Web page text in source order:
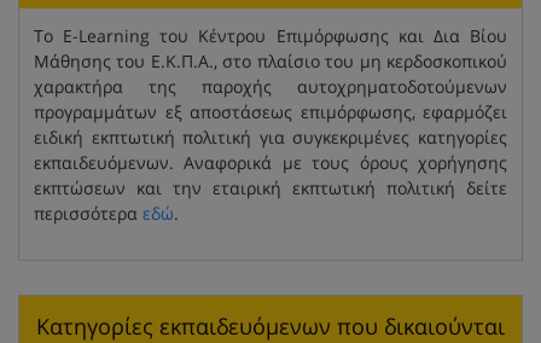
Το E-Learning του Κέντρου Επιμόρφωσης και Δια Βίου
Μάθησης του Ε.Κ.Π.Α., στο πλαίσιο του μη κερδοσκοπικού
χαρακτήρα της παροχής αυτοχρηματοδοτούμενων
προγραμμάτων εξ αποστάσεως επιμόρφωσης, εφαρμόζει
ειδική εκπτωτική πολιτική για συγκεκριμένες κατηγορίες
εκπαιδευόμενων. Αναφορικά με τους όρους χορήγησης
εκπτώσεων και την εταιρική εκπτωτική πολιτική δείτε
περισσότερα εδώ.
Κατηγορίες εκπαιδευόμενων που δικαιούνται